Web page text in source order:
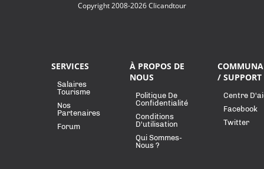
Copyright 2008-2026 Clicandtour
SERVICES
Salaires
Tourisme
Nos
Partenaires
Forum
À PROPOS DE
NOUS
Politique De
Confidentialité
Conditions
D'utilisation
Qui Sommes-
Nous ?
/ SUPPORT
Centre
Facebook
Twitter